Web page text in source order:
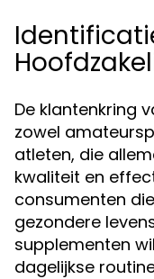
De klantenkring
zowel
atleten, die
kwaliteit en
consumenten
gezondere
supplementen
dagelijkse